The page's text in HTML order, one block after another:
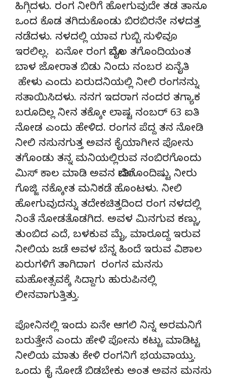
ಹಿಗ್ಗಿದಳು. ರಂಗ ನೀರಿಗೆ ಹೋಗುವುದೇ ತಡ ತಾನೂ
ಒಂದ ಕೊಡ ತಗಿದುಕೊಂಡು ಬಿರಬಿರನೇ ನಳದತ್ತ
ನಡೆದಳು. ನಳದಲ್ಲಿ ಯಾವ ಗುಬ್ಬಿ ಸುಳಿವೂ
ಇರಲಿಲ್ಲ. ಏನೋ ರಂಗ ಮೊಬೈಲ ತಗೊಂದಿಯಂತ
ಬಾಳ ಜೋರಾತ ಬಿಡು ನಿಂದು ನಂಬರ ಏನೈತಿ
ಹೇಳು ಎಂದು ಏರುದನಿಯಲ್ಲಿ ನೀಲಿ ರಂಗನನ್ನು
ಸತಾಯಿಸಿದಳು. ನನಗ ಇದರಾಗ ನಂದರ ತಗ್ಯಾಕ
ಬರೂದಿಲ್ಲ ನೀನ ತಕ್ಕೋ ಲಾಷ್ಟ ನಂಬರ್ 63 ಐತಿ
ನೋಡ ಎಂದು ಹೇಳಿದ. ರಂಗನ ಪೆದ್ದ ತನ ನೋಡಿ
ನೀಲಿ ನಸುನಗುತ್ತ ಅವನ ಕೈಯಾಗೀನ ಪೋನು
ತಗೊಂಡು ತನ್ನ ಮನಿಯಲ್ಲಿರುವ ನಂಬಿರಗೊಂದು
ಮಿಸ್ ಕಾಲ ಮಾಡಿ ಅವನ ಮೋತಿಗೊಂದಿಷ್ಟು ನೀರು
ಗೊಜ್ಜಿ ನಕ್ಕೋತ ಮನಿಕಡೆ ಹೊಂಟಳು. ನೀಲಿ
ಹೋಗುವುದನ್ನು ತದೇಕಚಿತ್ತದಿಂದ ರಂಗ ನಳದಲ್ಲಿ
ನಿಂತೆ ನೋಡತೊಡಗಿದ. ಅವಳ ಮಿನಗುವ ಕಣ್ಣು,
ತುಂಬಿದ ಎದೆ, ಬಳಕುವ ಮೈ, ಮಾರೂದ್ದ ಇರುವ
ನೀಲಿಯ ಜಡೆ ಅವಳ ಬೆನ್ನ ಹಿಂದೆ ಇರುವ ವಿಶಾಲ
ಏರುಗಳಿಗೆ ತಾಗಿದಾಗ ರಂಗನ ಮನಸು
ಮಹೋತ್ಸವಕ್ಕೆ ಸಿದ್ದಾಗು ಹುರುಪಿನಲ್ಲಿ
ಲೀನವಾಗುತ್ತಿತ್ತು.
ಪೋನಿನಲ್ಲಿ ಇಂದು ಏನೇ ಆಗಲಿ ನಿನ್ನ ಅರಮನಿಗೆ
ಬರುತ್ತೇನೆ ಎಂದು ಹೇಳಿ ಪೋನು ಕಟ್ಟು ಮಾಡಿಟ್ಟ
ನೀಲಿಯ ಮಾತು ಕೇಳಿ ರಂಗನಿಗೆ ಭಯವಾಯ್ತು.
ಒಂದು ಕೈ ನೋಡೆ ಬಿಡಬೇಕು ಅಂತ ಅವನ ಮನಸು